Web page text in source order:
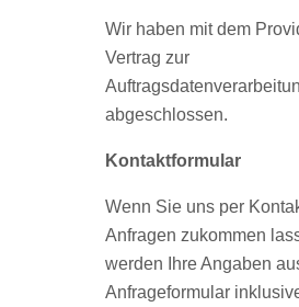
Wir haben mit dem
Vertrag zur
abgeschlossen.
Kontaktformular
Wenn Sie uns per
Anfragen zukommen
werden Ihre Angaben
Anfrageformular